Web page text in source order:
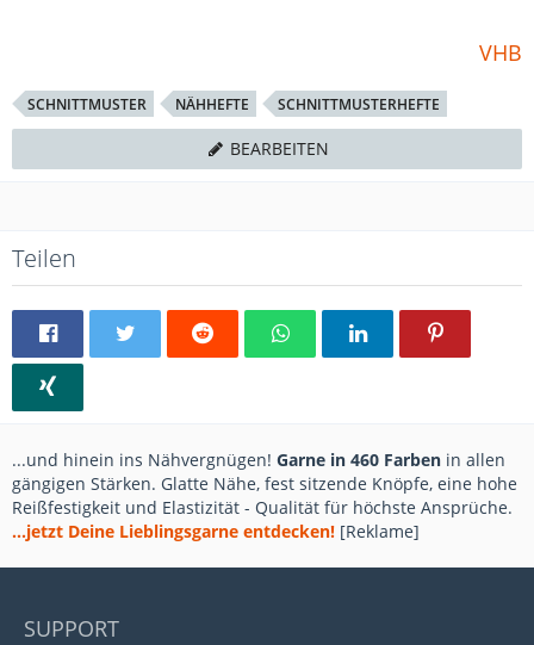
VHB
SCHNITTMUSTER NÄHHEFTE SCHNITTMUSTERHEFTE
BEARBEITEN
Teilen
...und hinein ins Nähvergnügen! Garne in 460 Farben in allen
gängigen Stärken. Glatte Nähe, fest sitzende Knöpfe, eine hohe
Reißfestigkeit und Elastizität - Qualität für höchste Ansprüche.
...jetzt Deine Lieblingsgarne entdecken! [Reklame]
SUPPORT